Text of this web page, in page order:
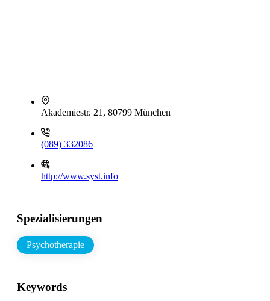
Akademiestr. 21, 80799 München
(089) 332086
http://www.syst.info
Spezialisierungen
Psychotherapie
Keywords